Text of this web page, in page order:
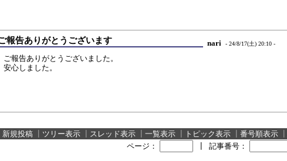
報告ありがとうございます nari - 24/8/17(土) 20:10 -
ご報告ありがとうございました。
安心しました。
新規投稿
ツリー表示 スレッド表示 一覧表示 トピック表示 番号順表示
ページ：
記事番号：